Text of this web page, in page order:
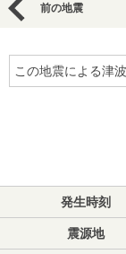
前の地震
この地震による津
発生時刻
震源地